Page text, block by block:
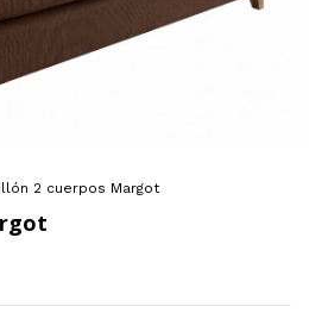
2 cuerpos Margot